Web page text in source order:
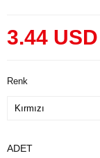
3.44 USD
Renk
ADET